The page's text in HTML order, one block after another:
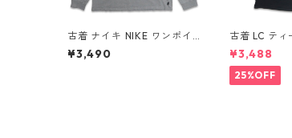
古着 ナイキ NIKE ワンポイ
ント ロングスリーブTシャツ
ロンT 杢グレー 表記：L g
¥3,490
古着 LC ティ
ップホップ
シャツ プリ
ラック 表
0n w60804
¥3,488
25%OFF